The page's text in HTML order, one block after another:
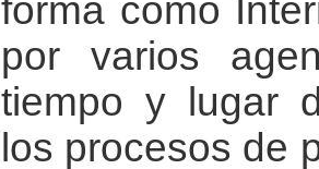
forma como
por varios
tiempo y lugar
los procesos de